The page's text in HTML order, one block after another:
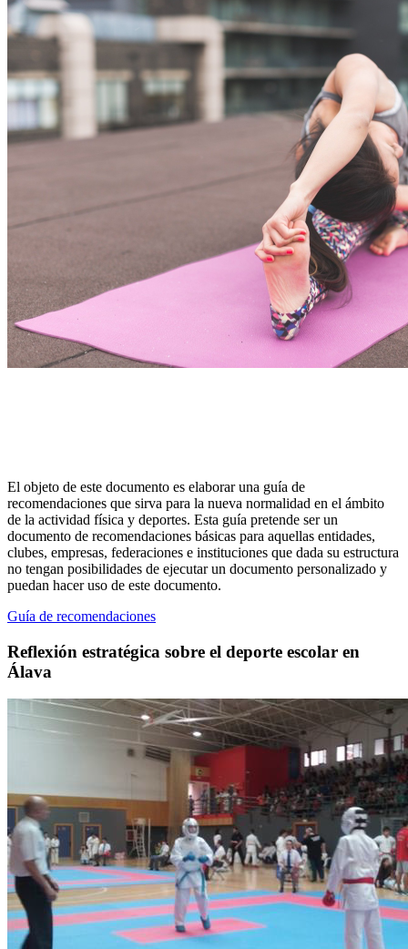
El objeto de este documento es elaborar una guía de
recomendaciones que sirva para la nueva normalidad en el ámbito
de la actividad física y deportes. Esta guía pretende ser un
documento de recomendaciones básicas para aquellas entidades,
clubes, empresas, federaciones e instituciones que dada su estructura
no tengan posibilidades de ejecutar un documento personalizado y
puedan hacer uso de este documento.
Guía de recomendaciones
Reflexión estratégica sobre el deporte escolar en
Álava